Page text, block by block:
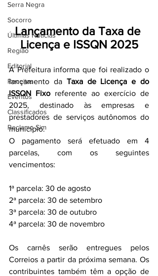
Serra Negra
Socorro
Últimas Notícias
Região
Editorial
Receitas
Eventos
Classificados
Reclamo Sim
Lançamento da Taxa de
Licença e ISSQN 2025
A Prefeitura informa que foi realizado o
lançamento da Taxa de Licença e do
ISSQN Fixo referente ao exercício de
2025, destinado às empresas e
prestadores de serviços autônomos do
município.
O pagamento será efetuado em 4
parcelas, com os seguintes
vencimentos:
1ª parcela: 30 de agosto
2ª parcela: 30 de setembro
3ª parcela: 30 de outubro
4ª parcela: 30 de novembro
Os carnês serão entregues pelos
Correios a partir da próxima semana. Os
contribuintes também têm a opção de